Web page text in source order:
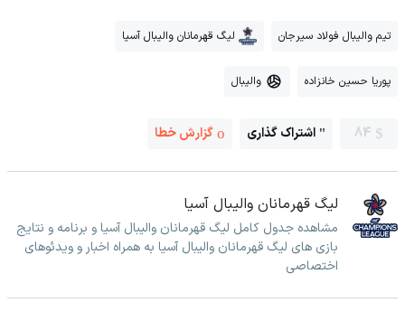
تیم والیبال فولاد سیرجان لیگ قهرمانان والیبال آسیا
پوریا حسین خانزاده والیبال
84 اشتراک گذاری گزارش خطا
لیگ قهرمانان والیبال آسیا
مشاهده جدول کامل لیگ قهرمانان والیبال آسیا و برنامه و نتایج
بازی های لیگ قهرمانان والیبال آسیا به همراه اخبار و ویدئوهای
اختصاصی